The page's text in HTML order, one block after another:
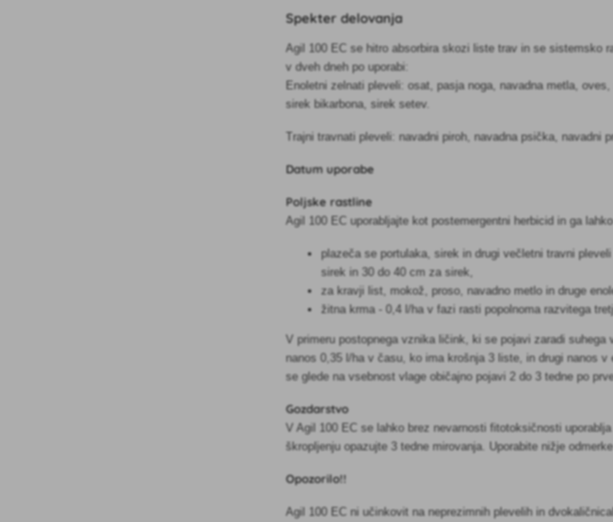
Spekter delovanja
Agil 100 EC se hitro absorbira skozi liste trav in se sistemsko
v dveh dneh po uporabi:
Enoletni zelnati pleveli: osat, pasja noga, navadna metla,
sirek bikarbona, sirek setev.
Trajni travnati pleveli: navadni piroh, navadna psička, navadni
Datum uporabe
Poljske rastline
Agil 100 EC uporabljajte kot postemergentni herbicid in ga
plazeča se portulaka, sirek in drugi večletni travni
sirek in 30 do 40 cm za sirek,
za kravji list, mokož, proso, navadno metlo in druge
žitna krma - 0,4 l/ha v fazi rasti popolnoma razvitega
V primeru postopnega vznika ličink, ki se pojavi zaradi
nanos 0,35 l/ha v času, ko ima krošnja 3 liste, in drugi nanos
se glede na vsebnost vlage običajno pojavi 2 do 3 tedne po
Gozdarstvo
V Agil 100 EC se lahko brez nevarnosti fitotoksičnosti
škropljenju opazujte 3 tedne mirovanja. Uporabite nižje
Opozorilo!!
Agil 100 EC ni učinkovit na neprezimnih plevelih in